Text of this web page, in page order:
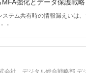
強化とデータ保護戦略
テム共有時の情報漏えいは
・
会社 デジタル総合戦略部 デ